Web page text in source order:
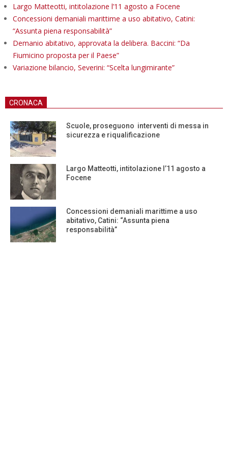
Largo Matteotti, intitolazione l’11 agosto a Focene
Concessioni demaniali marittime a uso abitativo, Catini:
“Assunta piena responsabilità”
Demanio abitativo, approvata la delibera. Baccini: “Da
Fiumicino proposta per il Paese”
Variazione bilancio, Severini: “Scelta lungimirante”
CRONACA
Scuole, proseguono interventi di messa in
sicurezza e riqualificazione
Largo Matteotti, intitolazione l’11 agosto a
Focene
Concessioni demaniali marittime a uso
abitativo, Catini: “Assunta piena
responsabilità”